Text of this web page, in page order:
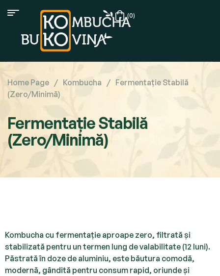
(0)
Fermentație Stabilă
(Zero/Minimă)
Home Page / Kombucha / Fermentație Stabilă
(Zero/Minimă)
Kombucha cu fermentație aproape zero, filtrată și
stabilizată pentru un termen lung de valabilitate (12 luni).
Păstrată în doze de aluminiu, este băutura comodă,
modernă, gândită pentru consum rapid, oriunde și